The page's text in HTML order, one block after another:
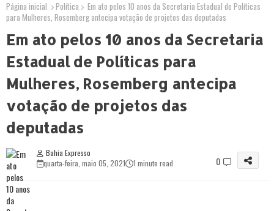
Página inicial Política
Em ato pelos 10 anos da Secretaria Estadual de Políticas
para Mulheres, Rosemberg antecipa votação de projetos das deputadas
Em ato pelos 10 anos da Secretaria
Estadual de Políticas para
Mulheres, Rosemberg antecipa
votação de projetos das
deputadas
Bahia Expresso
quarta-feira, maio 05, 2021
1 minute read 0